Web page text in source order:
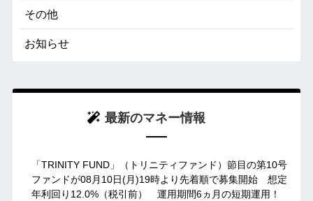
その他
お知らせ
最新のマネー情報
「TRINITY FUND」（トリニティファンド）節目の第10号
ファンドが08月10日(月)19時より先着順で募集開始 想定
年利回り12.0%（税引前） 運用期間6ヵ月の短期運用！